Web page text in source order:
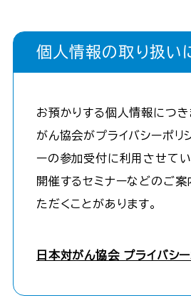
個人情報の取り扱い
お預かりする個人情報につき
がん協会がプライバシーポリ
ーの参加受付に利用させて
開催するセミナーなどのご
ただくことがあります。
日本対がん協会 プライバシ